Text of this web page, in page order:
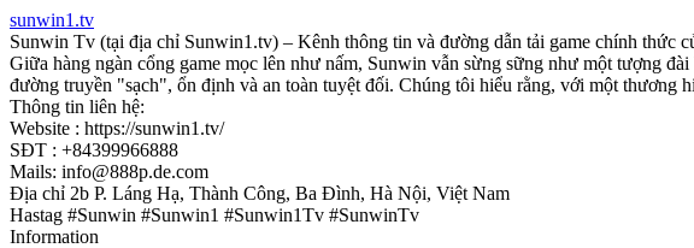
sunwin1.tv
Sunwin Tv (tại địa chỉ Sunwin1.tv) – Kênh thông tin và đường dẫn tải game chính thức
Giữa hàng ngàn cổng game mọc lên như nấm, Sunwin vẫn sừng sững như một tượng
đường truyền "sạch", ổn định và an toàn tuyệt đối. Chúng tôi hiểu rằng, với một
Thông tin liên hệ:
Website : https://sunwin1.tv/
SĐT : +84399966888
Mails: info@888p.de.com
Địa chỉ 2b P. Láng Hạ, Thành Công, Ba Đình, Hà Nội, Việt Nam
Hastag #Sunwin #Sunwin1 #Sunwin1Tv #SunwinTv
Information